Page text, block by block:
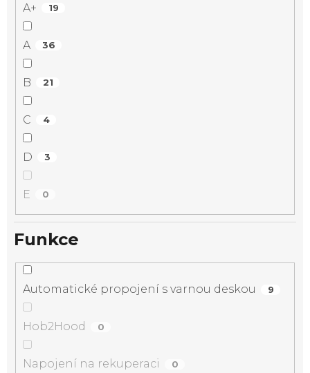
A+ 19
A 36
B 21
C 4
D 3
E 0
Funkce
Automatické propojení s varnou deskou 9
Hob2Hood 0
Napojení na rekuperaci 0